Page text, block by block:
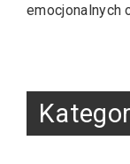
emocjonalnych